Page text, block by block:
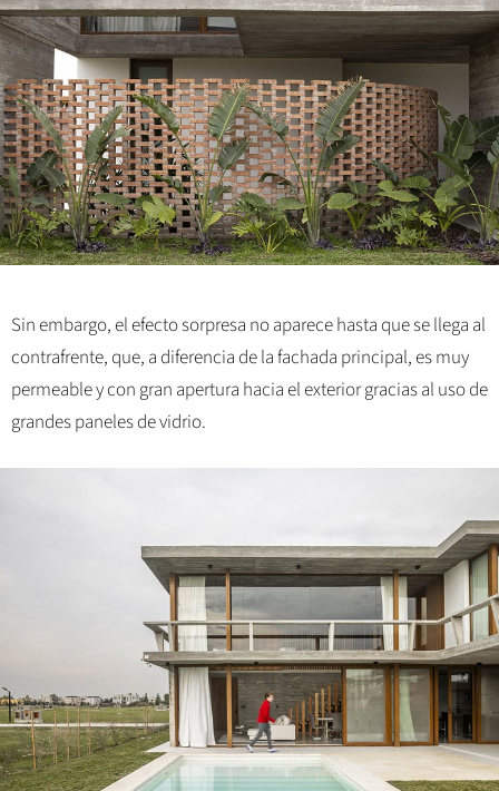
Sin embargo, el efecto sorpresa no aparece hasta que se llega al
contrafrente, que, a diferencia de la fachada principal, es muy
permeable y con gran apertura hacia el exterior gracias al uso de
grandes paneles de vidrio.